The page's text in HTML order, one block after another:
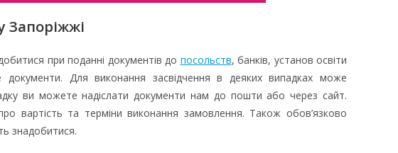
Запоріжжі
при поданні документів до посольств, банків, установ освіти
Для виконання засвідчення в деяких випадках може
ви можете надіслати документи нам до пошти або через сайт.
вартість та терміни виконання замовлення. Також обов’язково
знадобитися.